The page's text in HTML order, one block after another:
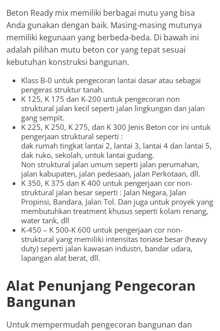
Beton Ready mix memiliki berbagai mutu yang bisa
Anda gunakan dengan baik. Masing-masing mutunya
memiliki kegunaan yang berbeda-beda. Di bawah ini
adalah pilihan mutu beton cor yang tepat sesuai
kebutuhan konstruksi bangunan.
Klass B-0 untuk pengecoran lantai dasar atau sebagai
pengeras struktur tanah.
K 125, K 175 dan K-200 untuk pengecoran non
struktural jalan kecil seperti jalan lingkungan dan jalan
gang sempit.
K 225, K 250, K 275, dan K 300 Jenis Beton cor ini untuk
pengerjaan struktural seperti :
dak rumah tingkat lantai 2, lantai 3, lantai 4 dan lantai 5,
dak ruko, sekolah, untuk lantai gudang.
Non struktural jalan umum seperti jalan perumahan,
jalan kabupaten, jalan pedesaan, jalan Perkotaan, dll.
K 350, K 375 dan K 400 untuk pengerjaan cor non-
struktural jalan besar seperti : Jalan Negara, Jalan
Propinsi, Bandara, Jalan Tol. Dan juga untuk proyek yang
membutuhkan treatment khusus seperti kolam renang,
water tank, dll
K-450 – K 500-K 600 untuk pengerjaan cor non-
struktural yang memiliki intensitas tonase besar (heavy
duty) seperti jalan kawasan industri, bandar udara,
lapangan alat berat, dll.
Alat Penunjang Pengecoran
Bangunan
Untuk mempermudah pengecoran bangunan dan